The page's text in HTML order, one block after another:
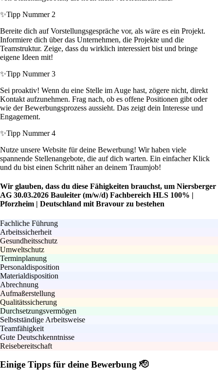
✨Tipp Nummer 2
Bereite dich auf Vorstellungsgespräche vor, als wäre es ein Projekt.
Informiere dich über das Unternehmen, die Projekte und die
Teamstruktur. Zeige, dass du wirklich interessiert bist und bringe
eigene Ideen mit!
✨Tipp Nummer 3
Sei proaktiv! Wenn du eine Stelle im Auge hast, zögere nicht, direkt
Kontakt aufzunehmen. Frag nach, ob es offene Positionen gibt oder
wie der Bewerbungsprozess aussieht. Das zeigt dein Interesse und
Engagement.
✨Tipp Nummer 4
Nutze unsere Website für deine Bewerbung! Wir haben viele
spannende Stellenangebote, die auf dich warten. Ein einfacher Klick
und du bist einen Schritt näher an deinem Traumjob!
Wir glauben, dass du diese Fähigkeiten brauchst, um Niersberger
AG 30.03.2026 Bauleiter (m/w/d) Fachbereich HLS 100% |
Pforzheim | Deutschland mit Bravour zu bestehen
Fachliche Führung
Arbeitssicherheit
Gesundheitsschutz
Umweltschutz
Terminplanung
Personaldisposition
Materialdisposition
Abrechnung
Aufmaßerstellung
Qualitätssicherung
Durchsetzungsvermögen
Selbstständige Arbeitsweise
Teamfähigkeit
Gute Deutschkenntnisse
Reisebereitschaft
Einige Tipps für deine Bewerbung 🫡